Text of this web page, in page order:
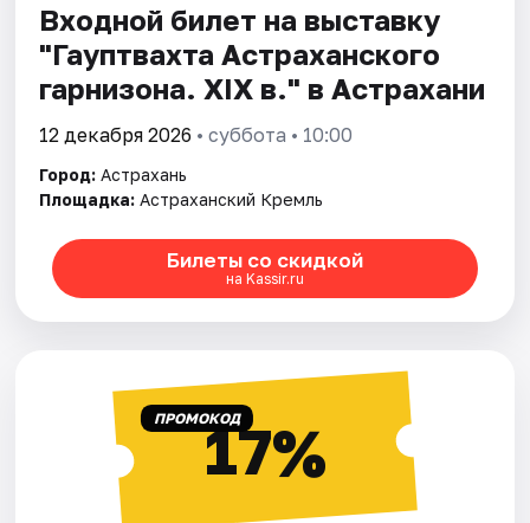
Входной билет на выставку
"Гауптвахта Астраханского
гарнизона. XIX в." в Астрахани
12 декабря 2026 • суббота • 10:00
Город: Астрахань
Площадка: Астраханский Кремль
Билеты со скидкой
на Kassir.ru
ПРОМОКОД17%